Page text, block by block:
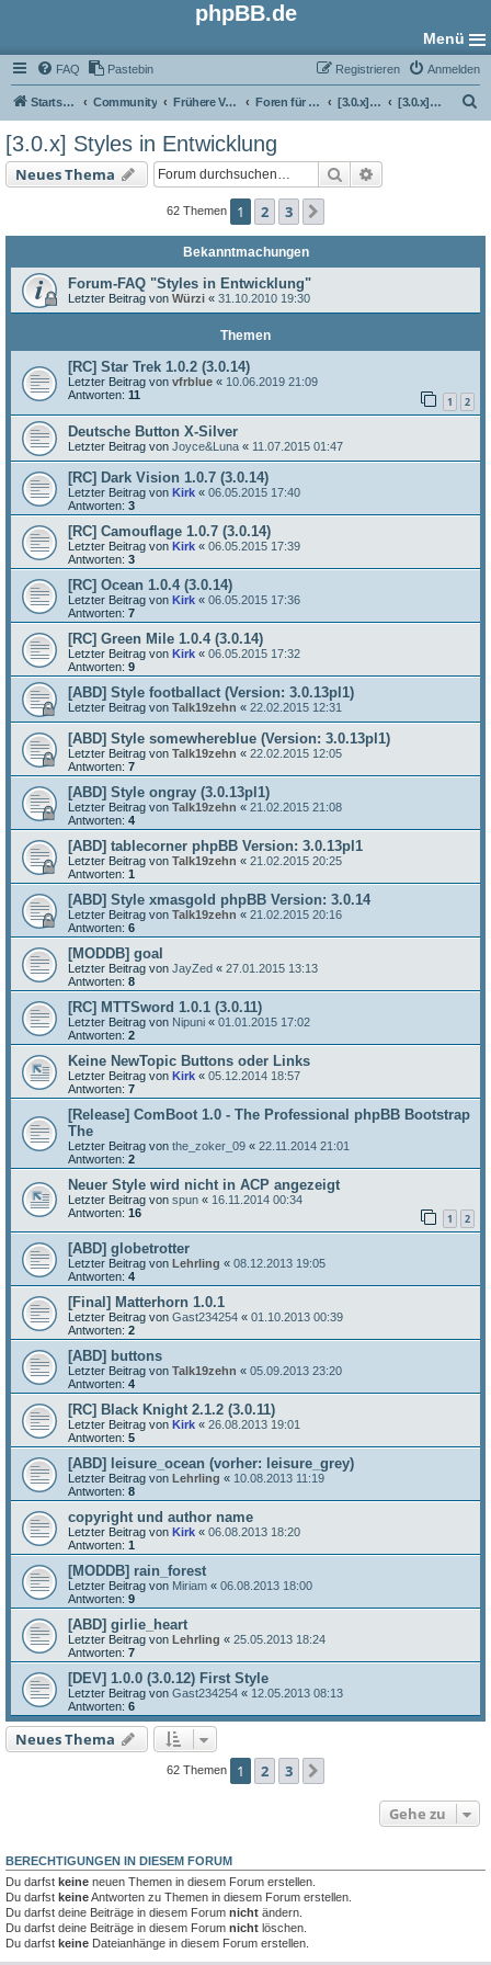
phpBB.de
Menü
FAQ Pastebin Anmelden
Registrieren
Startseite Community Frühere Versionen Foren für phpBB 3.0 [3.0.x] Style-Foren [3.0.x] Styles in Entwicklung
[3.0.x] Styles in Entwicklung
Neues Thema Suche
62 Themen 1 2 3
Bekanntmachungen
Forum-FAQ "Styles in Entwicklung"
Letzter Beitrag von Würzi « 31.10.2010 19:30
Themen
[RC] Star Trek 1.0.2 (3.0.14)
Letzter Beitrag von vfrblue « 10.06.2019 21:09
Antworten: 11 1 2
Deutsche Button X-Silver
Letzter Beitrag von Joyce&Luna « 11.07.2015 01:47
[RC] Dark Vision 1.0.7 (3.0.14)
Letzter Beitrag von Kirk « 06.05.2015 17:40
Antworten: 3
[RC] Camouflage 1.0.7 (3.0.14)
Letzter Beitrag von Kirk « 06.05.2015 17:39
Antworten: 3
[RC] Ocean 1.0.4 (3.0.14)
Letzter Beitrag von Kirk « 06.05.2015 17:36
Antworten: 7
[RC] Green Mile 1.0.4 (3.0.14)
Letzter Beitrag von Kirk « 06.05.2015 17:32
Antworten: 9
[ABD] Style footballact (Version: 3.0.13pl1)
Letzter Beitrag von Talk19zehn « 22.02.2015 12:31
[ABD] Style somewhereblue (Version: 3.0.13pl1)
Letzter Beitrag von Talk19zehn « 22.02.2015 12:05
Antworten: 7
[ABD] Style ongray (3.0.13pl1)
Letzter Beitrag von Talk19zehn « 21.02.2015 21:08
Antworten: 4
[ABD] tablecorner phpBB Version: 3.0.13pl1
Letzter Beitrag von Talk19zehn « 21.02.2015 20:25
Antworten: 1
[ABD] Style xmasgold phpBB Version: 3.0.14
Letzter Beitrag von Talk19zehn « 21.02.2015 20:16
Antworten: 6
[MODDB] goal
Letzter Beitrag von JayZed « 27.01.2015 13:13
Antworten: 8
[RC] MTTSword 1.0.1 (3.0.11)
Letzter Beitrag von Nipuni « 01.01.2015 17:02
Antworten: 2
Keine NewTopic Buttons oder Links
Letzter Beitrag von Kirk « 05.12.2014 18:57
Antworten: 7
[Release] ComBoot 1.0 - The Professional phpBB Bootstrap
The
Letzter Beitrag von the_zoker_09 « 22.11.2014 21:01
Antworten: 2
Neuer Style wird nicht in ACP angezeigt
Letzter Beitrag von spun « 16.11.2014 00:34
Antworten: 16 1 2
[ABD] globetrotter
Letzter Beitrag von Lehrling « 08.12.2013 19:05
Antworten: 4
[Final] Matterhorn 1.0.1
Letzter Beitrag von Gast234254 « 01.10.2013 00:39
Antworten: 2
[ABD] buttons
Letzter Beitrag von Talk19zehn « 05.09.2013 23:20
Antworten: 4
[RC] Black Knight 2.1.2 (3.0.11)
Letzter Beitrag von Kirk « 26.08.2013 19:01
Antworten: 5
[ABD] leisure_ocean (vorher: leisure_grey)
Letzter Beitrag von Lehrling « 10.08.2013 11:19
Antworten: 8
copyright und author name
Letzter Beitrag von Kirk « 06.08.2013 18:20
Antworten: 1
[MODDB] rain_forest
Letzter Beitrag von Miriam « 06.08.2013 18:00
Antworten: 9
[ABD] girlie_heart
Letzter Beitrag von Lehrling « 25.05.2013 18:24
Antworten: 7
[DEV] 1.0.0 (3.0.12) First Style
Letzter Beitrag von Gast234254 « 12.05.2013 08:13
Antworten: 6
Neues Thema
62 Themen 1 2 3
Gehe zu
BERECHTIGUNGEN IN DIESEM FORUM
Du darfst keine neuen Themen in diesem Forum erstellen.
Du darfst keineAntworten zu Themen in diesem Forum erstellen.
Du darfst deine Beiträge in diesem Forum nicht ändern.
Du darfst deine Beiträge in diesem Forum nicht löschen.
Du darfst keine Dateianhänge in diesem Forum erstellen.